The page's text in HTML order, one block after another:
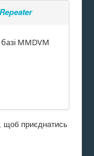
MMDVM
, щоб приєднатись